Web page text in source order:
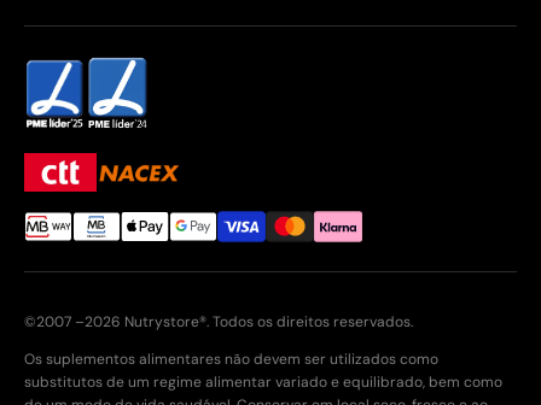
©2007 –2026 Nutrystore®. Todos os direitos reservados.
Os suplementos alimentares não devem ser utilizados como
substitutos de um regime alimentar variado e equilibrado, bem como